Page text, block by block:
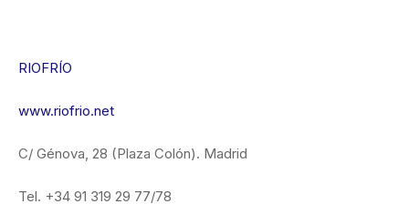
RIOFRÍO
www.riofrio.net
C/ Génova, 28 (Plaza Colón). Madrid
Tel. +34 91 319 29 77/78